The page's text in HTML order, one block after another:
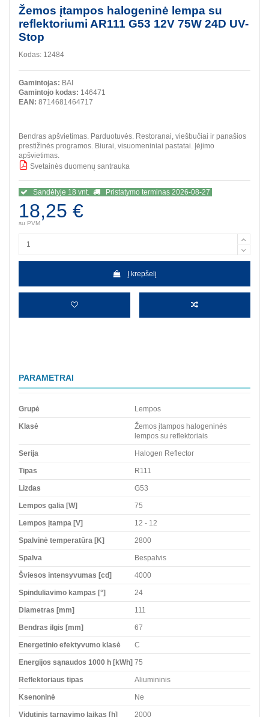
Žemos įtampos halogeninė lempa su
reflektoriumi AR111 G53 12V 75W 24D UV-
Stop
Kodas: 12484
Gamintojas: BAI
Gamintojo kodas: 146471
EAN: 8714681464717
Bendras apšvietimas. Parduotuvės. Restoranai, viešbučiai ir panašios
prestižinės programos. Biurai, visuomeniniai pastatai. Įėjimo
apšvietimas.
Svetainės duomenų santrauka
Sandėlyje 18 vnt. Pristatymo terminas 2026-08-27
18,25 €
su PVM
Į krepšelį
PARAMETRAI
Grupė Lempos
Klasė
Žemos įtampos halogeninės
lempos su reflektoriais
Serija Halogen Reflector
Tipas R111
Lizdas G53
Lempos galia [W] 75
Lempos įtampa [V] 12 - 12
Spalvinė temperatūra [K] 2800
Spalva Bespalvis
Šviesos intensyvumas [cd] 4000
Spinduliavimo kampas [°] 24
Diametras [mm] 111
Bendras ilgis [mm] 67
Energetinio efektyvumo klasė C
Energijos sąnaudos 1000 h [kWh] 75
Reflektoriaus tipas Aliumininis
Ksenoninė Ne
Vidutinis tarnavimo laikas [h] 2000